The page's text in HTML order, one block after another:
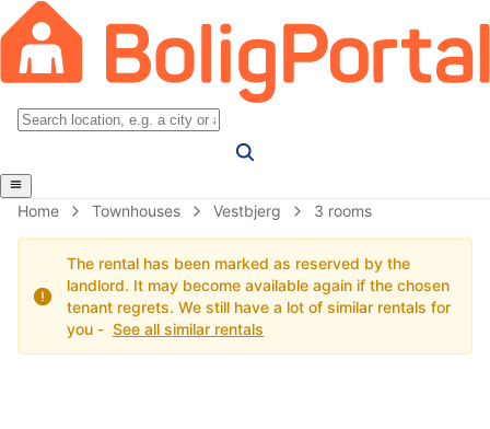
Home Townhouses Vestbjerg 3 rooms
The rental has been marked as reserved by the
landlord. It may become available again if the chosen
tenant regrets. We still have a lot of similar rentals for
you - See all similar rentals